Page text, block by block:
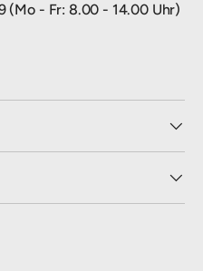
(Mo - Fr: 8.00 - 14.00 Uhr)